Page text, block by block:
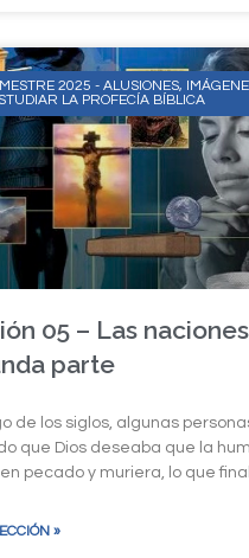
2025 - ALUSIONES,
LA PROFECÍA BÍBLICA
05 – Las
parte
de los siglos, algunas
que Dios deseaba que la
pecado y muriera, lo que
»